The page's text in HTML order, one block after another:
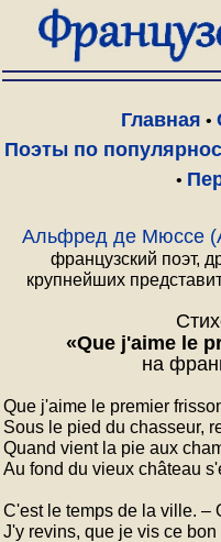
Главная •
Поэты по
•
Альфред де Мюссе
французский поэт,
крупнейших
«Que j'aime le
на
Que j'aime le premier
Sous le pied du chasseur,
Quand vient la pie aux
Au fond du vieux château
C'est le temps de la ville. –
J'y revins, que je vis ce